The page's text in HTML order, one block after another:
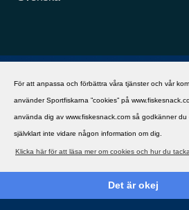
För att anpassa och förbättra våra tjänster och vår
använder Sportfiskarna ”cookies” på
använda dig av www.fiskesnack.com så godkänner
självklart inte vidare någon information om dig.
Klicka här för att läsa mer om cookies och hur du
Det är okej
Copyright ©2002 - 2021, FiskeSnack.com.
Copyright © 2026 MH Sub I,
All times are